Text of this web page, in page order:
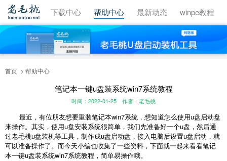
视频教程 下载中心 帮助中心 最新动态 winpe教程
首页 帮助中心
笔记本一键u盘装系统win7系统教程
时间：2022-01-25 作者：老毛桃
最近，有位朋友想要重装笔记本win7系统，想知道怎么使用u盘启动盘
来操作。其实，使用u盘安装系统很简单，我们先准备好一个u盘，然后通
过老毛桃u盘装机等工具，制作成u盘启动盘，接入电脑后设置u盘启动，就
可以准备操作了。而今天小编也收集了一些资料，下面就一起来看看笔记
本一键u盘装系统win7系统教程，简单易操作哦。